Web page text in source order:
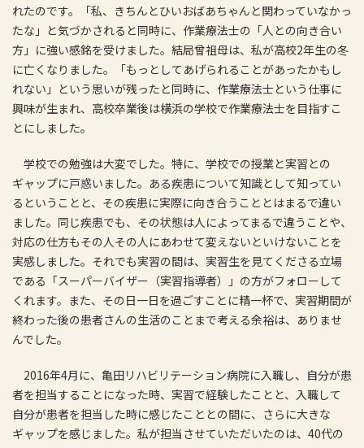
れたのです。「私、きちんとひいおばあちゃんと関わっていなかっ
たな」と気づかされると同時に、作業療法士の「人との向き合い
方」に強い感銘を受けました。結局曾祖母は、私が高校2年生の冬
に亡くなりました。「もっとしてあげられることがあったかもし
れない」という思いが残ったと同時に、作業療法士という仕事に
興味が生まれ、高校卒業後は横浜の学校で作業療法士を目指すこ
とにしました。
学校での勉強は大変でした。特に、学校での授業と実習との
ギャップに戸惑いました。ある疾患について知識として知ってい
るということと、その疾患に実際に向き合うこととはまるで違い
ました。同じ疾患でも、その状態は人によってまるで違うことや、
対応の仕方もその人その人にあわせて変えないといけないことを
実感しました。それでも実習の間は、実習生を見てくださる立場
である「スーパーバイザー（実習指導者）」の方がフォローして
くれます。また、その日一日を過ごすことに精一杯で、実習期間が
終わった後の患者さんの生活のことまで考える余裕は、ありませ
んでした。
2016年4月に、亀田リハビリテーション病院に入職し、自分が患
者を担当することになった時、実習で経験したことと、入職して
自分が患者を担当した時に感じたこととの間に、さらに大きな
ギャップを感じました。私が担当させていただいたのは、40代の